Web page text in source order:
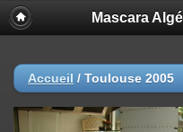
Mascara
Accueil / Toulouse 2005